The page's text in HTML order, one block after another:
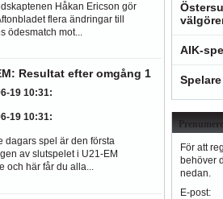
Håkan Ericson gör
flera ändringar till
ödesmatch mot...
Resultat efter omgång 1
19 10:31:
19 10:31:
dagars spel är den första
av slutspelet i U21-EM
och här får du alla...
AIK-
För att
behöver
nedan.
E-post: